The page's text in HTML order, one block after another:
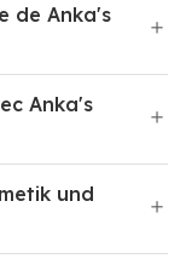
de Anka's
Anka's
und